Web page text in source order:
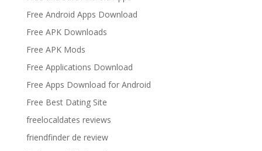
Free Android Apps Download
Free APK Downloads
Free APK Mods
Free Applications Download
Free Apps Download for Android
Free Best Dating Site
freelocaldates reviews
friendfinder de review